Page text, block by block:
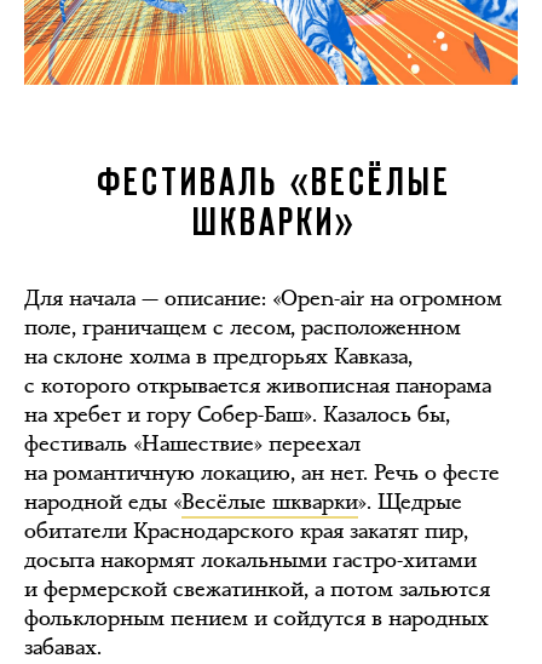
ФЕСТИВАЛЬ «ВЕСЁЛЫЕ
ШКВАРКИ»
Для начала — описание: «Open-air на огромном
поле, граничащем с лесом, расположенном
на склоне холма в предгорьях Кавказа,
с которого открывается живописная панорама
на хребет и гору Собер-Баш». Казалось бы,
фестиваль «Нашествие» переехал
на романтичную локацию, ан нет. Речь о фесте
народной еды «Весёлые шкварки». Щедрые
обитатели Краснодарского края закатят пир,
досыта накормят локальными гастро-хитами
и фермерской свежатинкой, а потом зальются
фольклорным пением и сойдутся в народных
забавах.